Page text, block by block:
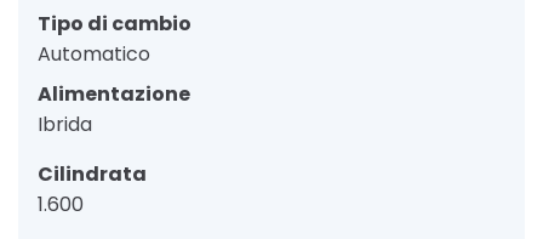
Tipo di cambio
Automatico
Alimentazione
Ibrida
Cilindrata
1.600